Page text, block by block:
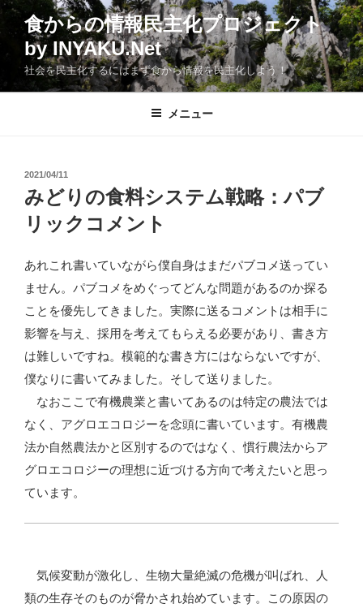
コ
食からの情報民主化プロジェクト
by INYAKU.Net
社会を民主化するにはまず食から情報を民主化しよう！
メニュー
投
稿
日:
2021/04/11
みどりの食料システム戦略：パブ
リックコメント
あれこれ書いていながら僕自身はまだパブコメ送ってい
ません。パブコメをめぐってどんな問題があるのか探る
ことを優先してきました。実際に送るコメントは相手に
影響を与え、採用を考えてもらえる必要があり、書き方
は難しいですね。模範的な書き方にはならないですが、
僕なりに書いてみました。そして送りました。
なおここで有機農業と書いてあるのは特定の農法では
なく、アグロエコロジーを念頭に書いています。有機農
法か自然農法かと区別するのではなく、慣行農法からア
グロエコロジーの理想に近づける方向で考えたいと思っ
ています。
気候変動が激化し、生物大量絶滅の危機が叫ばれ、人
類の生存そのものが脅かされ始めています。この原因の